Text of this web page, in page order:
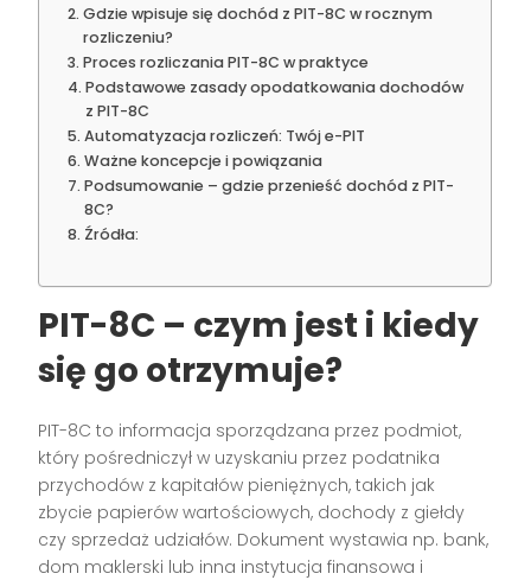
Gdzie wpisuje się dochód z PIT-8C w rocznym
rozliczeniu?
Proces rozliczania PIT-8C w praktyce
Podstawowe zasady opodatkowania dochodów
z PIT-8C
Automatyzacja rozliczeń: Twój e-PIT
Ważne koncepcje i powiązania
Podsumowanie – gdzie przenieść dochód z PIT-
8C?
Źródła:
PIT-8C – czym jest i kiedy
się go otrzymuje?
PIT-8C to informacja sporządzana przez podmiot,
który pośredniczył w uzyskaniu przez podatnika
przychodów z kapitałów pieniężnych, takich jak
zbycie papierów wartościowych, dochody z giełdy
czy sprzedaż udziałów. Dokument wystawia np. bank,
dom maklerski lub inna instytucja finansowa i